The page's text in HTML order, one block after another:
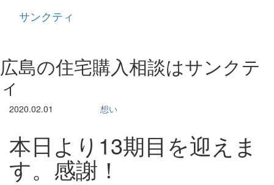
サンクティ
広島の住宅購入相談はサンクテ
ィ
2020.02.01 想い
本日より13期目を迎えま
す。感謝！